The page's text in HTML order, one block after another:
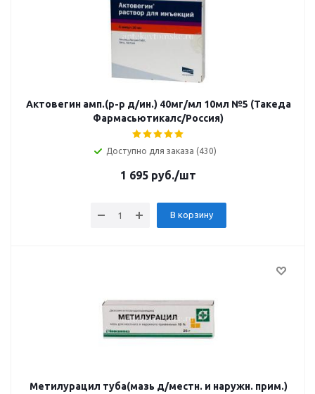
Актовегин амп.(р-р д/ин.) 40мг/мл 10мл №5 (Такеда
Фармасьютикалс/Россия)
Доступно для заказа (430)
1 695 руб./шт
В корзину
Метилурацил туба(мазь д/местн. и наружн. прим.)